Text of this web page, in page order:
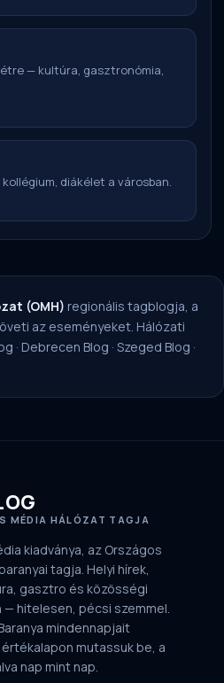
— kultúra, gasztronómia,
diákélet a városban.
(OMH) regionális tagblogja, a
az eseményeket. Hálózati
· Debrecen Blog · Szeged Blog ·
MÉDIA HÁLÓZAT TAGJA
kiadványa, az Országos
tagja. Helyi hírek,
gasztro és közösségi
hitelesen, pécsi szemmel.
mindennapjait
mutassuk be, a
nap mint nap.